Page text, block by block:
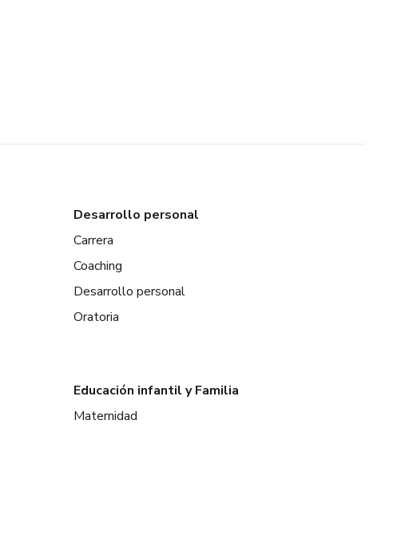
Desarrollo personal
Carrera
Coaching
Desarrollo personal
Oratoria
Educación infantil y Familia
Maternidad